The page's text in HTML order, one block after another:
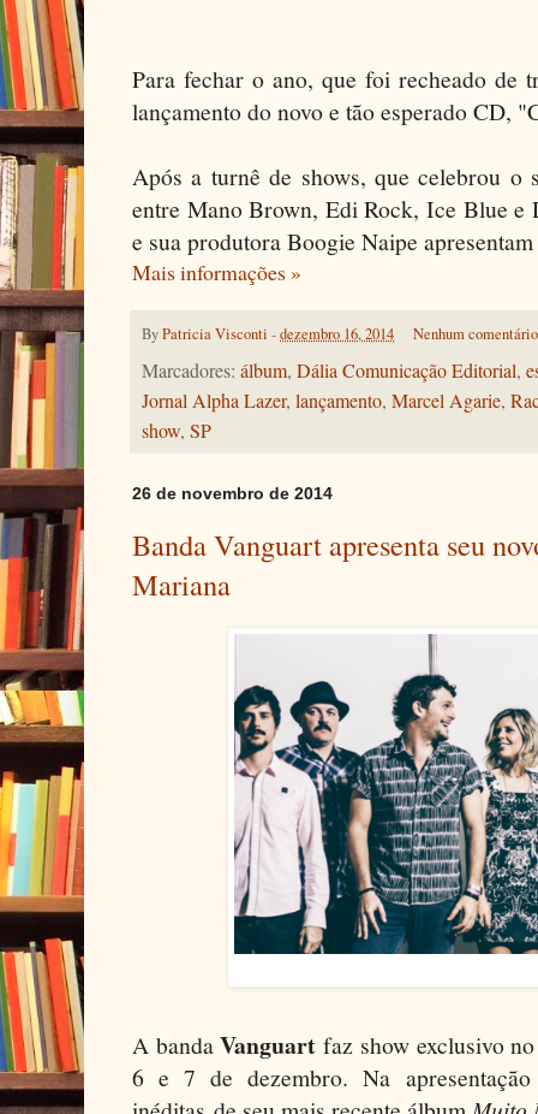
Para fechar o ano, que foi recheado de
lançamento do novo e tão esperado CD,
Após a turnê de shows, que celebrou o
entre Mano Brown, Edi Rock, Ice Blue e
e sua produtora Boogie Naipe
Mais informações »
ByPatricia Visconti -dezembro 16, 2014 Nenhum
Marcadores: álbum, Dália Comunicação Editorial,
Jornal Alpha Lazer, lançamento, Marcel Agarie,
show, SP
26 de novembro de 2014
Banda Vanguart apresenta seu
Mariana
A bandaVanguart faz show exclusivo
6 e 7 de dezembro. Na